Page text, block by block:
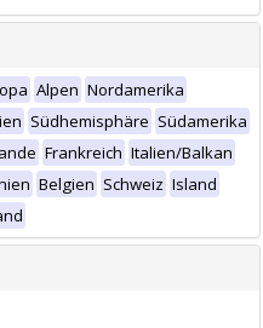
Alpen Nordamerika
Südhemisphäre Südamerika
Frankreich Italien/Balkan
Belgien Schweiz Island